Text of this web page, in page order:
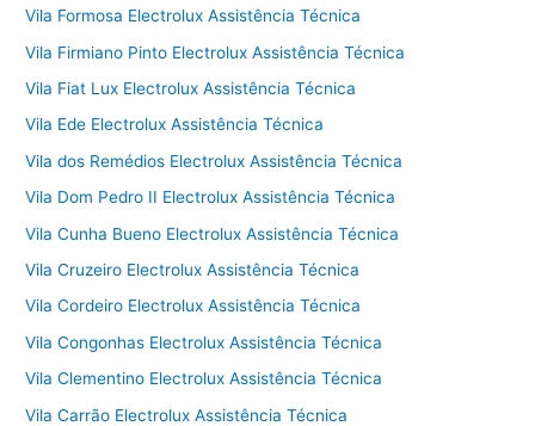
Vila Formosa Electrolux Assistência Técnica
Vila Firmiano Pinto Electrolux Assistência Técnica
Vila Fiat Lux Electrolux Assistência Técnica
Vila Ede Electrolux Assistência Técnica
Vila dos Remédios Electrolux Assistência Técnica
Vila Dom Pedro II Electrolux Assistência Técnica
Vila Cunha Bueno Electrolux Assistência Técnica
Vila Cruzeiro Electrolux Assistência Técnica
Vila Cordeiro Electrolux Assistência Técnica
Vila Congonhas Electrolux Assistência Técnica
Vila Clementino Electrolux Assistência Técnica
Vila Carrão Electrolux Assistência Técnica